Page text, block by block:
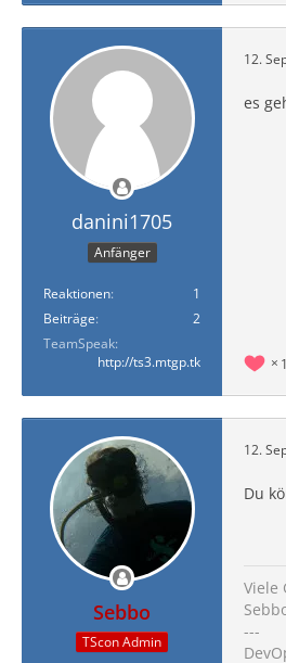
danini1705
Anfänger
Reaktionen
1
Beiträge
2
TeamSpeak
http://ts3.mtgp.tk
12.
es
1
Sebbo
TScon Admin
12.
Du
Viele
---